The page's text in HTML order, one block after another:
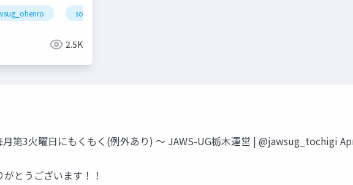
soraacomug
2.5K
第3火曜日にもくもく(例外あり) 〜 JAWS-UG栃木運営 | @jawsug_tochigi
とうございます！！